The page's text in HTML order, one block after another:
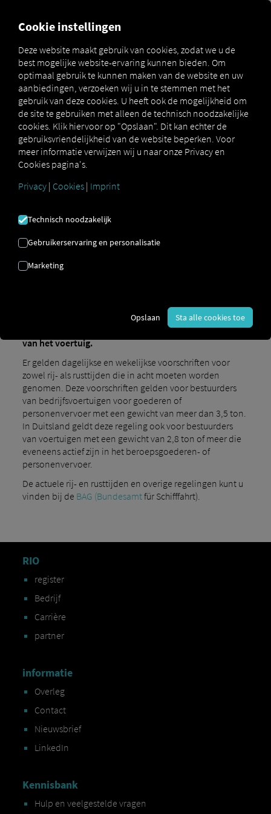
Glossar Was sind Lenk- und Ruhezeiten?
RIJ- EN RUSTTIJDEN
Rij- en rusttijden zijnwettelijk geregeld in EU-
verordening (EG) 561/2006. De rijtijd omvat de tijd dat
de bestuurder daadwerkelijk rijdt.
wachttijden bij verkeerslichten of in de file. De maximale
rijtijd is 4,5 uur, gevolgd door een verplichte pauze van 45
gesplitst: bijvoorbeeld na 3,5 uur rijden een pauze van 15
pauze van 30 minuten. Het is echter belangrijk om eerst
het kortere deel van de pauze te nemen, zoals in het
voorbeeld.
beschrijft de tijd waarin de bestuurder een pauze moet
nemen en geen andere activiteiten mag uitvoeren die
onderdeel zijn van zijn werk, zoals het laden en lossen
van het voertuig.
Er gelden dagelijkse en wekelijkse voorschriften voor
zowel rij- als rusttijden die in acht moeten worden
genomen. Deze voorschriften gelden voor bestuurders
van bedrijfsvoertuigen voor goederen of
personenvervoer met een gewicht van meer dan 3,5 ton.
In Duitsland geldt deze regeling ook voor bestuurders
van voertuigen met een gewicht van 2,8 ton of meer die
eveneens actief zijn in het beroepsgoederen- of
personenvervoer.
De actuele rij- en rusttijden en overige regelingen kunt u
vinden bij de BAG (Bundesamtfür Schifffahrt).
RIO
register
Bedrijf
Carrière
partner
informatie
Overleg
Contact
Nieuwsbrief
LinkedIn
Kennisbank
Hulp en veelgestelde vragen
Cookie instellingen
Deze website maakt gebruik van cookies, zodat we u de
best mogelijke website-ervaring kunnen bieden. Om
optimaal gebruik te kunnen maken van de website en uw
aanbiedingen, verzoeken wij u in te stemmen met het
gebruik van deze cookies. U heeft ook de mogelijkheid om
de site te gebruiken met alleen de technisch noodzakelijke
cookies. Klik hiervoor op "Opslaan". Dit kan echter de
gebruiksvriendelijkheid van de website beperken. Voor
meer informatie verwijzen wij u naar onze Privacy en
Cookies pagina's.
Privacy | Cookies | Imprint
Technisch noodzakelijk
Gebruikerservaring en personalisatie
Marketing
Opslaan Sta alle cookies toe